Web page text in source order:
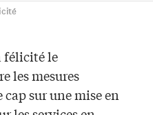
félicité le
les mesures
cap sur une mise en